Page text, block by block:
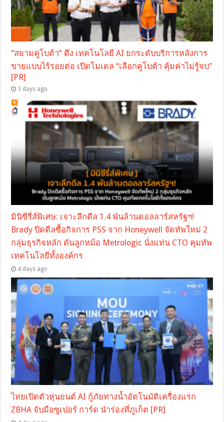
“สยามคูโบต้า” ดึง เทคโนโลยี AI ยกระดับบริการหลังการ
ขายแบบไร้รอยต่อ เปิดโมเดล “เลือกคูโบต้า คุ้มค่าไม่รู้จบ”
[PR]
3 days ago
มินิซีรี่ส์พิเศษ: เจาะลึกดีล 1.4 พันล้านดอลลาร์สหรัฐฯ!
Brady ปิดดีลซื้อกิจการ PSS จาก Honeywell จัดทัพใหม่ 2
กลุ่มธุรกิจหลัก ดันลูกหม้อ Metrologic นั่งแท่น CTO คุมทัพ
เทคโนโลยีทั้งองค์กร
4 days ago
ไทยเปิดตัวหุ่นยนต์ AI กู้ภัยทางน้ำอัตโนมัติเครื่องแรก
ZBHA จับมือซูเปอร์ การ์ด นำร่องที่ภูเก็ต [PR]